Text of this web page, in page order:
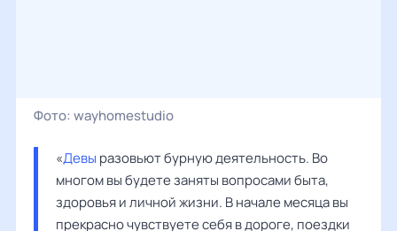
Фото: wayhomestudio
«Девы разовьют бурную деятельность. Во
многом вы будете заняты вопросами быта,
здоровья и личной жизни. В начале месяца вы
прекрасно чувствуете себя в дороге, поездки